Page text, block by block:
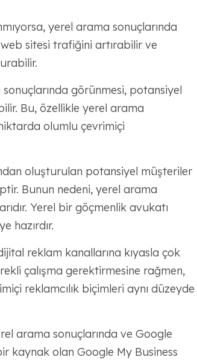
yerel arama sonuçlarında
sitesi trafiğini artırabilir ve
görünmesi, potansiyel
Bu, özellikle yerel arama
olumlu çevrimiçi
oluşturulan potansiyel müşteriler
Bunun nedeni, yerel arama
Yerel bir göçmenlik avukatı
hazırdır.
reklam kanallarına kıyasla çok
çalışma gerektirmesine rağmen,
reklamcılık biçimleri aynı düzeyde
arama sonuçlarında ve Google
kaynak olan Google My Business